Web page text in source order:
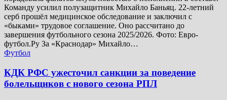
Команду усилил полузащитник Михайло Баньяц. 22-летний
серб прошёл медицинское обследование и заключил с
«быками» трудовое соглашение. Оно рассчитано до
завершения футбольного сезона 2025/2026. Фото: Евро-
футбол.Ру За «Краснодар» Михайло…
Футбол
КДК РФС ужесточил санкции за поведение
болельщиков с нового сезона РПЛ